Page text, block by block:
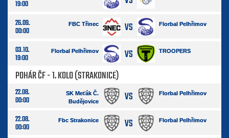
19:00
26.09.
00:00
FBC Třinec VS Florbal Pelhřimov
03.10.
19:00
Florbal Pelhřimov VS TROOPERS
POHÁR ČF - 1. KOLO (STRAKONICE)
22.08.
00:00
SK Meťák Č.
Budějovice
VS Florbal Pelhřimov
22.08.
00:00
Fbc Strakonice VS Florbal Pelhřimov